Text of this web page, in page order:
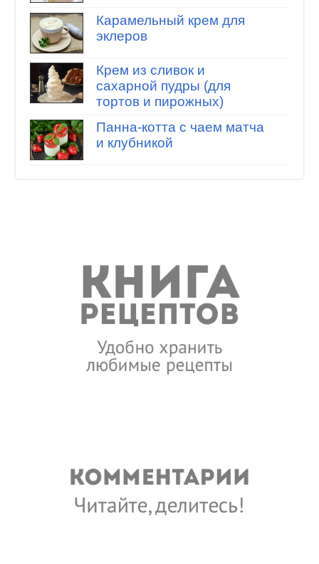
Карамельный крем для
эклеров
Крем из сливок и
сахарной пудры (для
тортов и пирожных)
Панна-котта с чаем матча
и клубникой